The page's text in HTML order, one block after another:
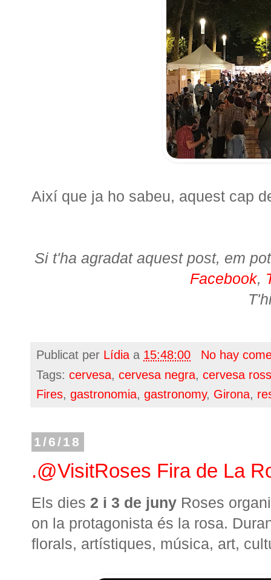
Així que ja ho sabeu, aquest cap
Si t'ha agradat aquest post, em
Facebook,
Publicat per Lídia a 15:48:00
No hay
Tags: cervesa, cervesa negra, cervesa
Fires, gastronomia, gastronomy, Girona,
1/6/18
.@VisitRoses Fira de La
Els dies 2 i 3 de juny Roses
on la protagonista és la rosa.
florals, artístiques, música, art,